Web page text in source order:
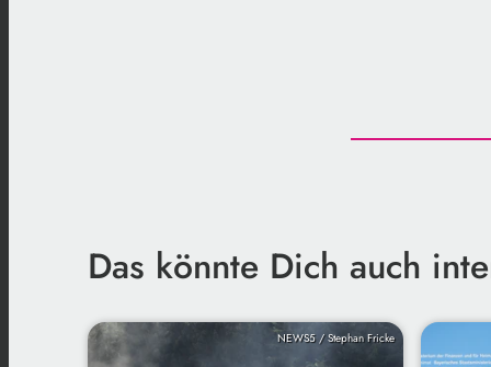
Das könnte Dich auch
NEWS5 / Stephan Fricke